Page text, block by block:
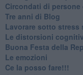
​Circondati di
​Tre anni di Blog
​Lavorare sotto stress
​Le distorsioni
​Buona Festa della
Le emozioni
​Ce la posso fare!!!